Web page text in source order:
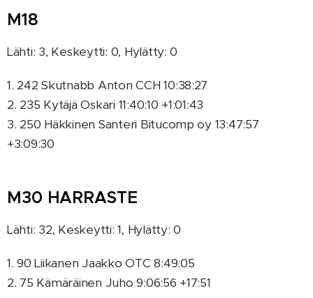
M18
Lähti: 3, Keskeytti: 0, Hylätty: 0
1. 242 Skutnabb Anton CCH 10:38:27
2. 235 Kytäjä Oskari 11:40:10 +1:01:43
3. 250 Häkkinen Santeri Bitucomp oy 13:47:57
+3:09:30
M30 HARRASTE
Lähti: 32, Keskeytti: 1, Hylätty: 0
1. 90 Liikanen Jaakko OTC 8:49:05
2. 75 Kämäräinen Juho 9:06:56 +17:51